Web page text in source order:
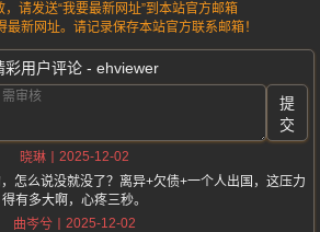
请发送“我要最新网址”到本站官方邮箱
新网址。请记录保存本站官方联系邮箱！
彩用户评论 - ehviewer
提
交
晓琳
2025-12-02
怎么说没就没了？离异+欠债+一个人出国，这压力
得有多大啊，心疼三秒。
曲岑兮
2025-12-02